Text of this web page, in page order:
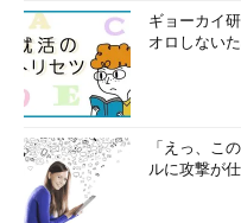
Windowsのシャット
シピは本当においしい
Windows 10の最新は
v3.7、そしてどちらも
り特殊？
Windows Serverにお
ギョーカイ
オロしない
「えっ、こ
ルに攻撃が